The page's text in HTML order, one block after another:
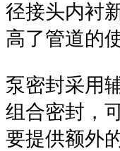
径接头内衬
高了管道的
泵密封采用
组合密封，
要提供额外